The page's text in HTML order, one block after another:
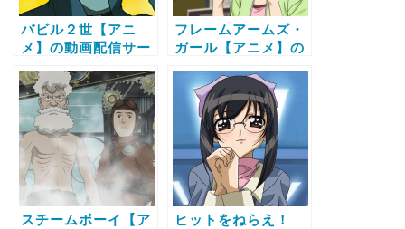
バビル２世【アニ
メ】の動画配信サー
話視聴する方法
フレームアームズ・
ガール【アニメ】の
較と無料で全話視聴
する方法
スチームボーイ【ア
ヒットをねらえ！